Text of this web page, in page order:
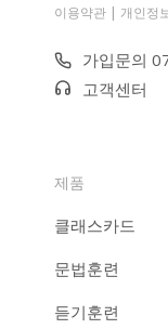
이용약관 | 개인정
가입문의
고객센터
제품
클래스카드
문법훈련
듣기훈련